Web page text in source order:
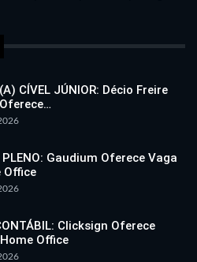
CÍVEL JÚNIOR: Décio Freire
PLENO: Gaudium Oferece Vaga
Office
Clicksign Oferece
Office